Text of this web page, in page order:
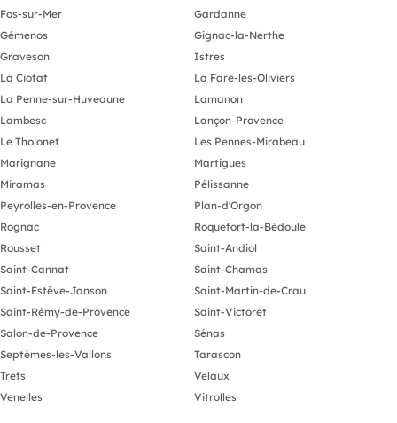
Fos-sur-Mer
Gardanne
Gémenos
Gignac-la-Nerthe
Graveson
Istres
La Ciotat
La Fare-les-Oliviers
La Penne-sur-Huveaune
Lamanon
Lambesc
Lançon-Provence
Le Tholonet
Les Pennes-Mirabeau
Marignane
Martigues
Miramas
Pélissanne
Peyrolles-en-Provence
Plan-d'Orgon
Rognac
Roquefort-la-Bédoule
Rousset
Saint-Andiol
Saint-Cannat
Saint-Chamas
Saint-Estève-Janson
Saint-Martin-de-Crau
Saint-Rémy-de-Provence
Saint-Victoret
Salon-de-Provence
Sénas
Septèmes-les-Vallons
Tarascon
Trets
Velaux
Venelles
Vitrolles